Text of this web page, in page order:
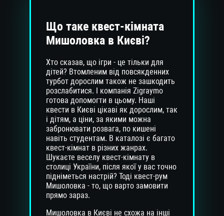
Що таке квест-кімната
Мишоловка в Києві?
Хто сказав, що ігри - це тільки для
дітей? Втомленим від повсякденних
турбот дорослим також не зашкодить
розслабитися. І компанія Zigraymo
готова допомогти в цьому. Наші
квести в Києві цікаві як дорослим, так
і дітям, а ціни, за якими можна
забронювати розвага, по кишені
навіть студентам. В каталозі є багато
квест-кімнат в різних жанрах.
Шукаєте веселу квест-кімнату в
столиці України, після якої у вас точно
підніметься настрій? Тоді квест-рум
Мишоловка - то, що варто замовити
прямо зараз.
Мишоловка в Києві не схожа на інші